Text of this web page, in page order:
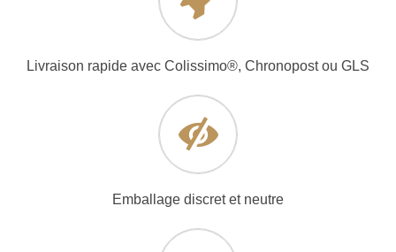
Livraison rapide avec Colissimo®, Chronopost ou GLS
Emballage discret et neutre